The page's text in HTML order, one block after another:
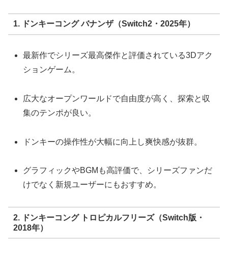
1. ドンキーコング バナンザ（Switch2・2025年）
最新作でシリーズ最高傑作と評価されている3Dアク
ションゲーム。
広大なオープンワールドで自由度が高く、探索と収
集のテンポが良い。
ドンキーの操作性が大幅に向上し爽快感が抜群。
グラフィックやBGMも高評価で、シリーズファンだ
けでなく新規ユーザーにもおすすめ。
2. ドンキーコング トロピカルフリーズ（Switch版・
2018年）